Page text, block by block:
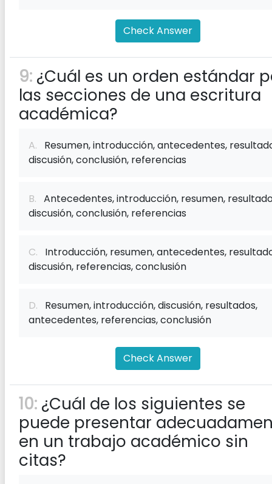
Check Answer
9: ¿Cuál es un orden estándar
las secciones de una escritura
académica?
A. Resumen, introducción, antecedentes,
discusión, conclusión, referencias
B. Antecedentes, introducción, resumen,
discusión, conclusión, referencias
C. Introducción, resumen, antecedentes,
discusión, referencias, conclusión
D. Resumen, introducción, discusión, resultados,
antecedentes, referencias, conclusión
Check Answer
10: ¿Cuál de los siguientes se
puede presentar
en un trabajo académico sin
citas?